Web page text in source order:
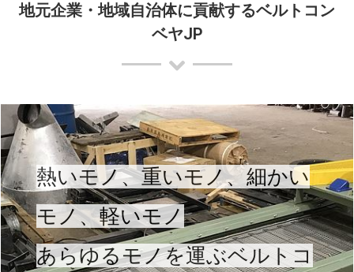
地元企業・地域自治体に貢献するベルトコン
ベヤJP
熱いモノ、重いモノ、細かい
モノ、軽いモノ
あらゆるモノを運ぶベルトコ